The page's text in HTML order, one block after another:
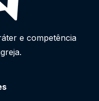
e competência